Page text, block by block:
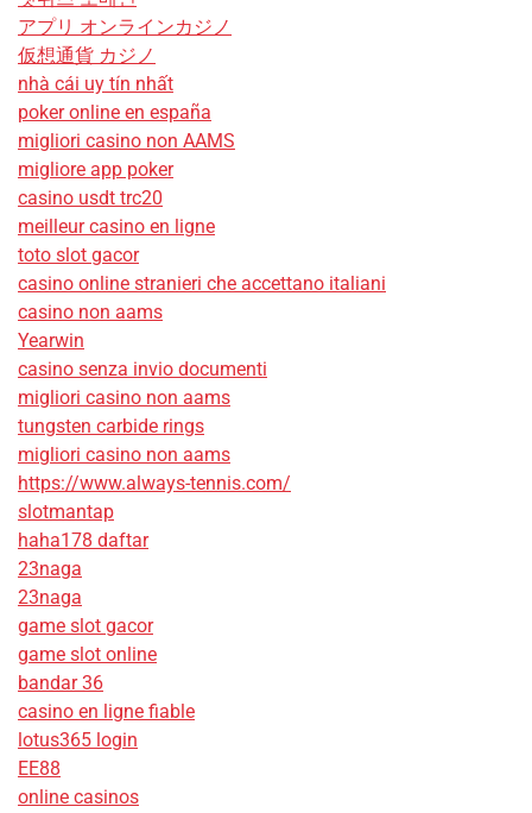
アプリ オンラインカジノ
仮想通貨 カジノ
nhà cái uy tín nhất
poker online en españa
migliori casino non AAMS
migliore app poker
casino usdt trc20
meilleur casino en ligne
toto slot gacor
casino online stranieri che accettano italiani
casino non aams
Yearwin
casino senza invio documenti
migliori casino non aams
tungsten carbide rings
migliori casino non aams
https://www.always-tennis.com/
slotmantap
haha178 daftar
23naga
23naga
game slot gacor
game slot online
bandar 36
casino en ligne fiable
lotus365 login
EE88
online casinos